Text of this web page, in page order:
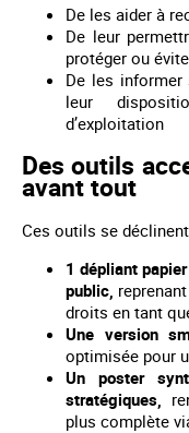
De les aider à
De leur
protéger ou
De les
leur
d’exploitation
Des outils
avant tout
Ces outils se
1 dépliant
public,
droits en tant
Une version
optimisée pour
Un poster
stratégiques,
plus complète